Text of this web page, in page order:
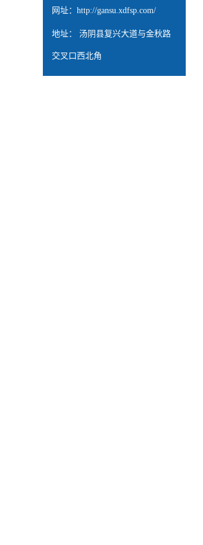
网址： http://gansu.xdfsp.com/
地址： 汤阴县复兴大道与金秋路
交叉口西北角